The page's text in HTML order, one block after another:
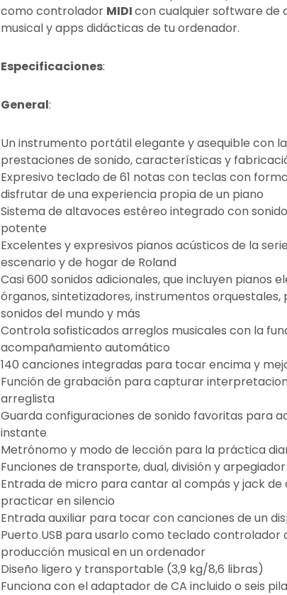
como controlador MIDIcon cualquier software de
musical y apps didácticas de tu ordenador.
Especificaciones:
General:
Un instrumento portátil elegante y asequible con
prestaciones de sonido, características y
Expresivo teclado de 61 notas con teclas con
disfrutar de una experiencia propia de un piano
Sistema de altavoces estéreo integrado con
potente
Excelentes y expresivos pianos acústicos de la
escenario y de hogar de Roland
Casi 600 sonidos adicionales, que incluyen pianos
órganos, sintetizadores, instrumentos orquestales,
sonidos del mundo y más
Controla sofisticados arreglos musicales con la
acompañamiento automático
140 canciones integradas para tocar encima y
Función de grabación para capturar
arreglista
Guarda configuraciones de sonido favoritas para
instante
Metrónomo y modo de lección para la práctica
Funciones de transporte, dual, división y arpegiador
Entrada de micro para cantar al compás y jack de
practicar en silencio
Entrada auxiliar para tocar con canciones de un
Puerto USB para usarlo como teclado controlador
producción musical en un ordenador
Diseño ligero y transportable (3,9 kg/8,6 libras)
Funciona con el adaptador de CA incluido o seis